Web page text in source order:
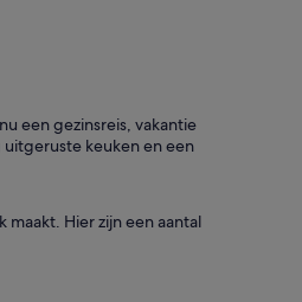
een gezinsreis, vakantie
keuken en een
Hier zijn een aantal